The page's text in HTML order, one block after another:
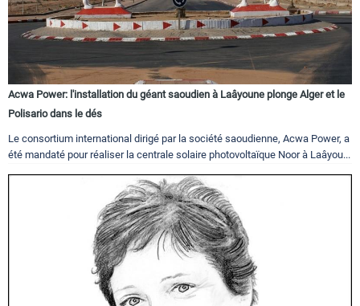
Acwa Power: l'installation du géant saoudien à Laâyoune plonge Alger et le
Polisario dans le dés
Le consortium international dirigé par la société saoudienne, Acwa Power, a
été mandaté pour réaliser la centrale solaire photovoltaïque Noor à Laâyou...